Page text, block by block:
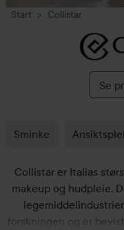
Start Collistar
Se
Sminke
Collistar er Italias
makeup og hudpleie.
forskningen og er